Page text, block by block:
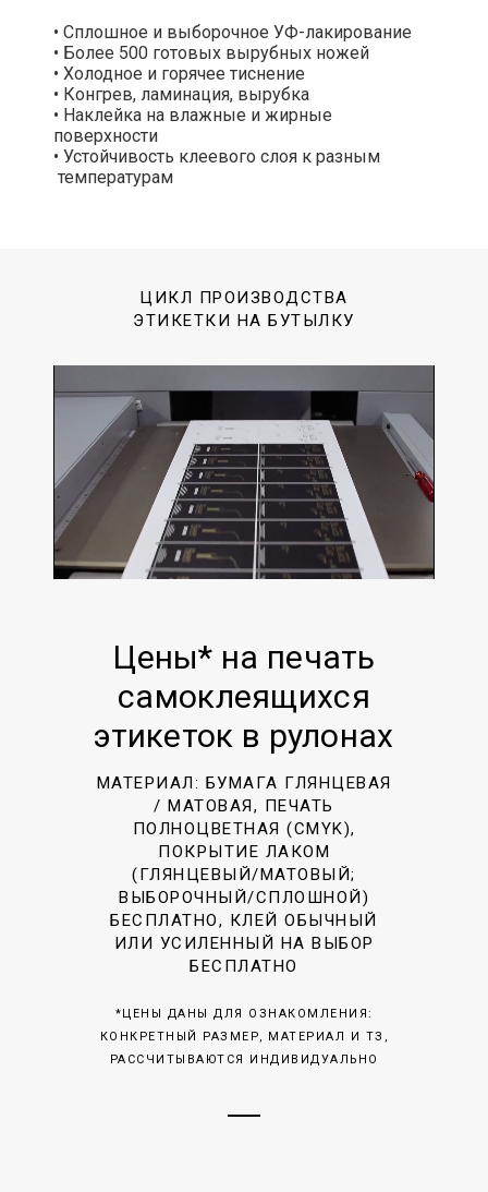
• Сплошное и выборочное УФ-лакирование
• Более 500 готовых вырубных ножей
• Холодное и горячее тиснение
• Конгрев, ламинация, вырубка
• Наклейка на влажные и жирные
поверхности
• Устойчивость клеевого слоя к разным
температурам
ЦИКЛ ПРОИЗВОДСТВА
ЭТИКЕТКИ НА БУТЫЛКУ
Цены* на печать
самоклеящихся
этикеток в рулонах
МАТЕРИАЛ: БУМАГА ГЛЯНЦЕВАЯ
/ МАТОВАЯ, ПЕЧАТЬ
ПОЛНОЦВЕТНАЯ (CMYK),
ПОКРЫТИЕ ЛАКОМ
(ГЛЯНЦЕВЫЙ/МАТОВЫЙ;
ВЫБОРОЧНЫЙ/СПЛОШНОЙ)
БЕСПЛАТНО, КЛЕЙ ОБЫЧНЫЙ
ИЛИ УСИЛЕННЫЙ НА ВЫБОР
БЕСПЛАТНО
*ЦЕНЫ ДАНЫ ДЛЯ ОЗНАКОМЛЕНИЯ:
КОНКРЕТНЫЙ РАЗМЕР, МАТЕРИАЛ И ТЗ,
РАССЧИТЫВАЮТСЯ ИНДИВИДУАЛЬНО